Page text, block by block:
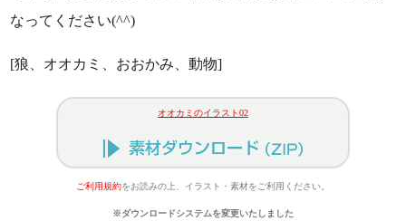
なってください(^^)
[狼、オオカミ、おおかみ、動物]
オオカミのイラスト02
ご利用規約をお読みの上、イラスト・素材をご利用ください。
※ダウンロードシステムを変更いたしました